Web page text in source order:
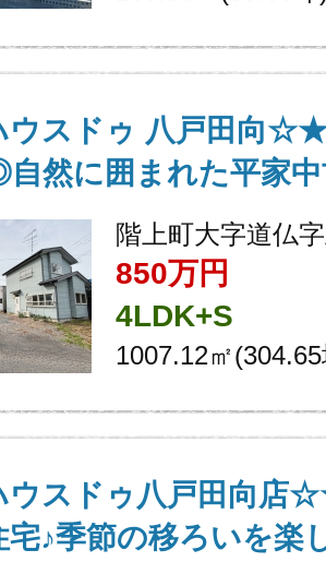
スドゥ 八戸田向
然に囲まれた平家中
階上町大字道仏
850万円
4LDK+S
1007.12㎡
スドゥ八戸田向店
宅♪季節の移ろいを楽